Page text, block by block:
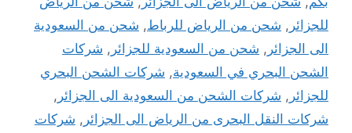
للجزائر , شحن من الرياض للرباط, شحن من السعودية
الى الجزائر , شحن من السعودية للجزائر , شركات
الشحن البحري في السعودية, شركات الشحن البحري
للجزائر , شركات الشحن من السعودية الى الجزائر ,
شركات النقل البحرى من الرياض الى الجزائر , شركات